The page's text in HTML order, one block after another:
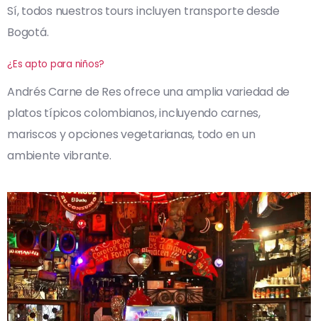
Sí, todos nuestros tours incluyen transporte desde
Bogotá.
¿Es apto para niños?
Andrés Carne de Res ofrece una amplia variedad de
platos típicos colombianos, incluyendo carnes,
mariscos y opciones vegetarianas, todo en un
ambiente vibrante.